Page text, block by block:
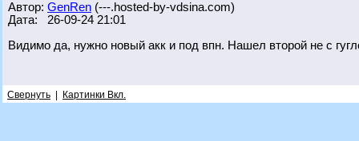
Автор: GenRen (---.hosted-by-vdsina.com)
Дата: 26-09-24 21:01
Видимо да, нужно новый акк и под впн. Нашел второй не с
Свернуть Картинки Вкл.